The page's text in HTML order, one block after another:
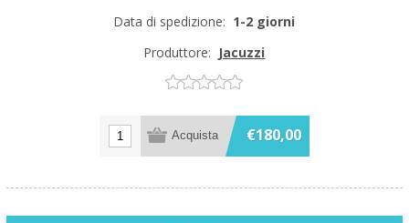
Data di spedizione: 1-2 giorni
Produttore: Jacuzzi
€180,00